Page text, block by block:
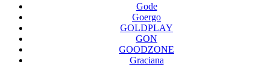
Gode
Goergo
GOLDPLAY
GON
GOODZONE
Graciana